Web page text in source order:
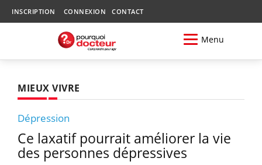
INSCRIPTION CONNEXION CONTACT
Menu
MIEUX VIVRE
Dépression
Ce laxatif pourrait améliorer la vie
des personnes dépressives